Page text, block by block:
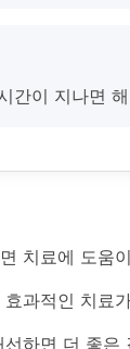
간이 지나면
치료에 도움
과적인 치료
하면 더 좋은